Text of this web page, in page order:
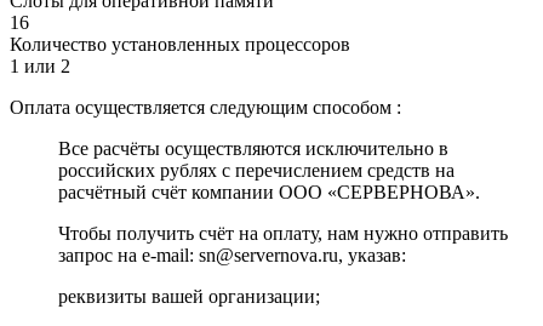
16
Количество установленных процессоров
1 или 2
Оплата осуществляется следующим способом :
Все расчёты осуществляются исключительно в
российских рублях с перечислением средств на
расчётный счёт компании ООО «СЕРВЕРНОВА».
Чтобы получить счёт на оплату, нам нужно отправить
запрос на e-mail: sn@servernova.ru, указав:
реквизиты вашей организации;